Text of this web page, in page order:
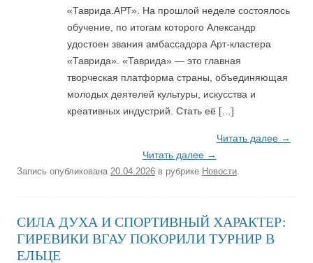
«Таврида.АРТ». На прошлой неделе состоялось
обучение, по итогам которого Александр
удостоен звания амбассадора Арт-кластера
«Таврида». «Таврида» — это главная
творческая платформа страны, объединяющая
молодых деятелей культуры, искусства и
креативных индустрий. Стать её […]
Читать далее →
Читать далее →
Запись опубликована 20.04.2026 в рубрике Новости
СИЛА ДУХА И СПОРТИВНЫЙ ХАРАКТЕР:
ГИРЕВИКИ ВГАУ ПОКОРИЛИ ТУРНИР В
ЕЛЬЦЕ